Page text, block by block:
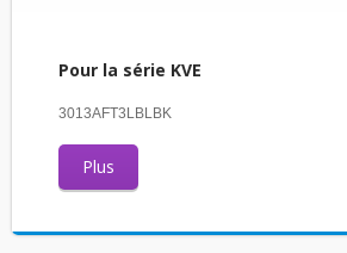
Pour la série KVE
3013AFT3LBLBK
Plus